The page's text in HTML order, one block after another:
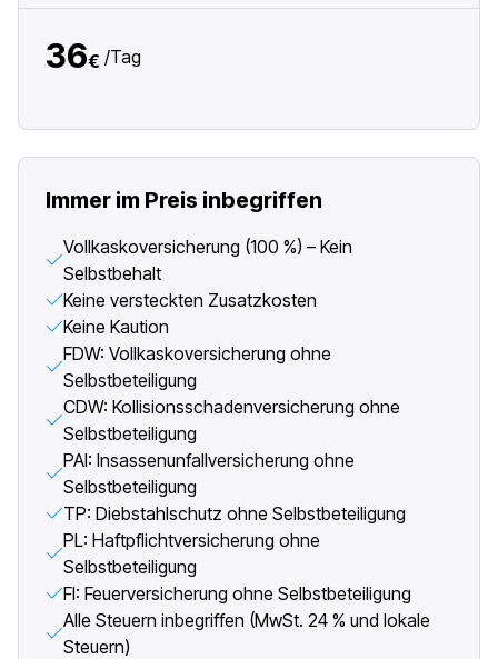
36€ /Tag
Immer im Preis inbegriffen
Vollkaskoversicherung (100 %) – Kein
Selbstbehalt
Keine versteckten Zusatzkosten
Keine Kaution
FDW: Vollkaskoversicherung ohne
Selbstbeteiligung
CDW: Kollisionsschadenversicherung ohne
Selbstbeteiligung
PAI: Insassenunfallversicherung ohne
Selbstbeteiligung
TP: Diebstahlschutz ohne Selbstbeteiligung
PL: Haftpflichtversicherung ohne
Selbstbeteiligung
FI: Feuerversicherung ohne Selbstbeteiligung
Alle Steuern inbegriffen (MwSt. 24 % und lokale
Steuern)